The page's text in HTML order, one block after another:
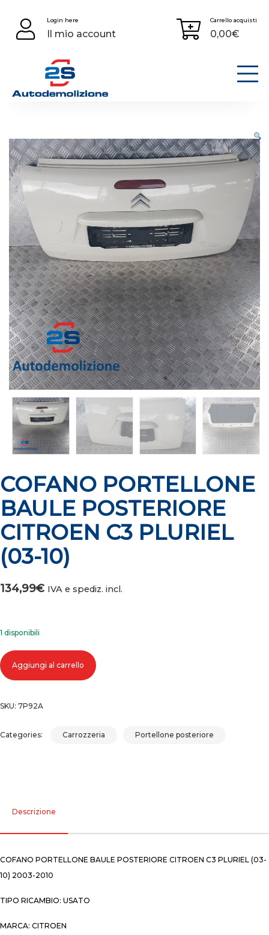
content
Login here
Il mio account
Carrello acquisti
0,00€
COFANO PORTELLONE
BAULE POSTERIORE
CITROEN C3 PLURIEL
(03-10)
134,99€ IVA e spediz. incl.
1 disponibili
COFANO PORTELLONE BAULE POSTERIORE CITROEN C3 PLURIEL (03-
quantità
Aggiungi al carrello
SKU: 7P92A
Categories: Carrozzeria Portellone posteriore
Descrizione
COFANO PORTELLONE BAULE POSTERIORE CITROEN C3 PLURIEL (03-
10) 2003-2010
TIPO RICAMBIO: USATO
MARCA: CITROEN